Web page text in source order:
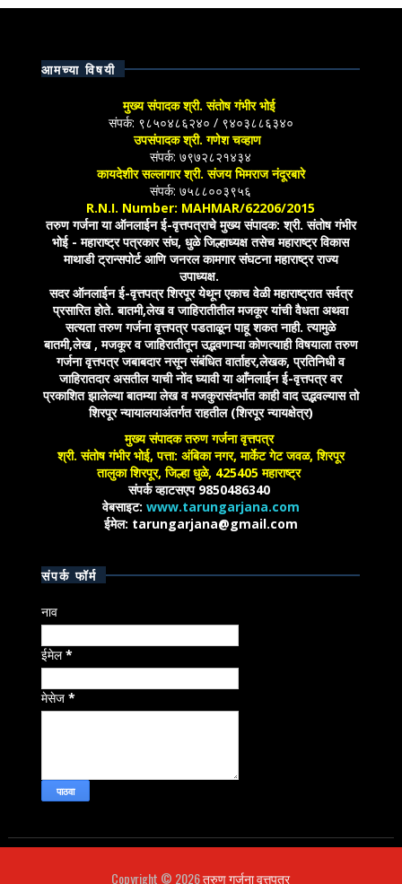
आमच्या विषयी
मुख्य संपादक श्री. संतोष गंभीर भोई
संपर्क: ९८५०४८६२४० / ९४०३८८६३४०
उपसंपादक श्री. गणेश चव्हाण
संपर्क: ७९७२८२१४३४
कायदेशीर सल्लागार श्री. संजय भिमराज नंदूरबारे
संपर्क: ७५८८००३९५६
R.N.I. Number: MAHMAR/62206/2015
तरुण गर्जना या ऑनलाईन ई-वृत्तपत्राचे मुख्य संपादक: श्री. संतोष गंभीर
भोई - महाराष्ट्र पत्रकार संघ, धुळे जिल्हाध्यक्ष तसेच महाराष्ट्र विकास
माथाडी ट्रान्सपोर्ट आणि जनरल कामगार संघटना महाराष्ट्र राज्य
उपाध्यक्ष.
सदर ऑनलाईन ई-वृत्तपत्र शिरपूर येथून एकाच वेळी महाराष्ट्रात सर्वत्र
प्रसारित होते. बातमी,लेख व जाहिरातीतील मजकूर यांची वैधता अथवा
सत्यता तरुण गर्जना वृत्तपत्र पडताळून पाहू शकत नाही. त्यामुळे
बातमी,लेख , मजकूर व जाहिरातीतून उद्भवणाऱ्या कोणत्याही विषयाला तरुण
गर्जना वृत्तपत्र जबाबदार नसून संबंधित वार्ताहर,लेखक, प्रतिनिधी व
जाहिरातदार असतील याची नोंद घ्यावी या आँनलाईन ई-वृत्तपत्र वर
प्रकाशित झालेल्या बातम्या लेख व मजकुरासंदर्भात काही वाद उद्भवल्यास तो
शिरपूर न्यायालयाअंतर्गत राहतील (शिरपूर न्यायक्षेत्र)
मुख्य संपादक तरुण गर्जना वृत्तपत्र
श्री. संतोष गंभीर भोई, पत्ता: अंबिका नगर, मार्केट गेट जवळ, शिरपूर
तालुका शिरपूर, जिल्हा धुळे, 425405 महाराष्ट्र
संपर्क व्हाटसएप 9850486340
वेबसाइट: www.tarungarjana.com
ईमेल: tarungarjana@gmail.com
संपर्क फॉर्म
नाव
ईमेल*
मेसेज*
Copyright © 2026तरुण गर्जना वृत्तपत्र